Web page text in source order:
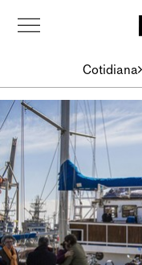
Cotidiana